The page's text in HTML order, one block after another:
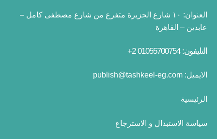
العنوان:
١٠ شارع الجزيرة متفرع من شارع مصطفى كامل –
عابدين – القاهرة
التليفون: 01055700754 2+
الايميل: publish@tashkeel-eg.com
الرئيسية
سياسة الاستبدال و الاسترجاع